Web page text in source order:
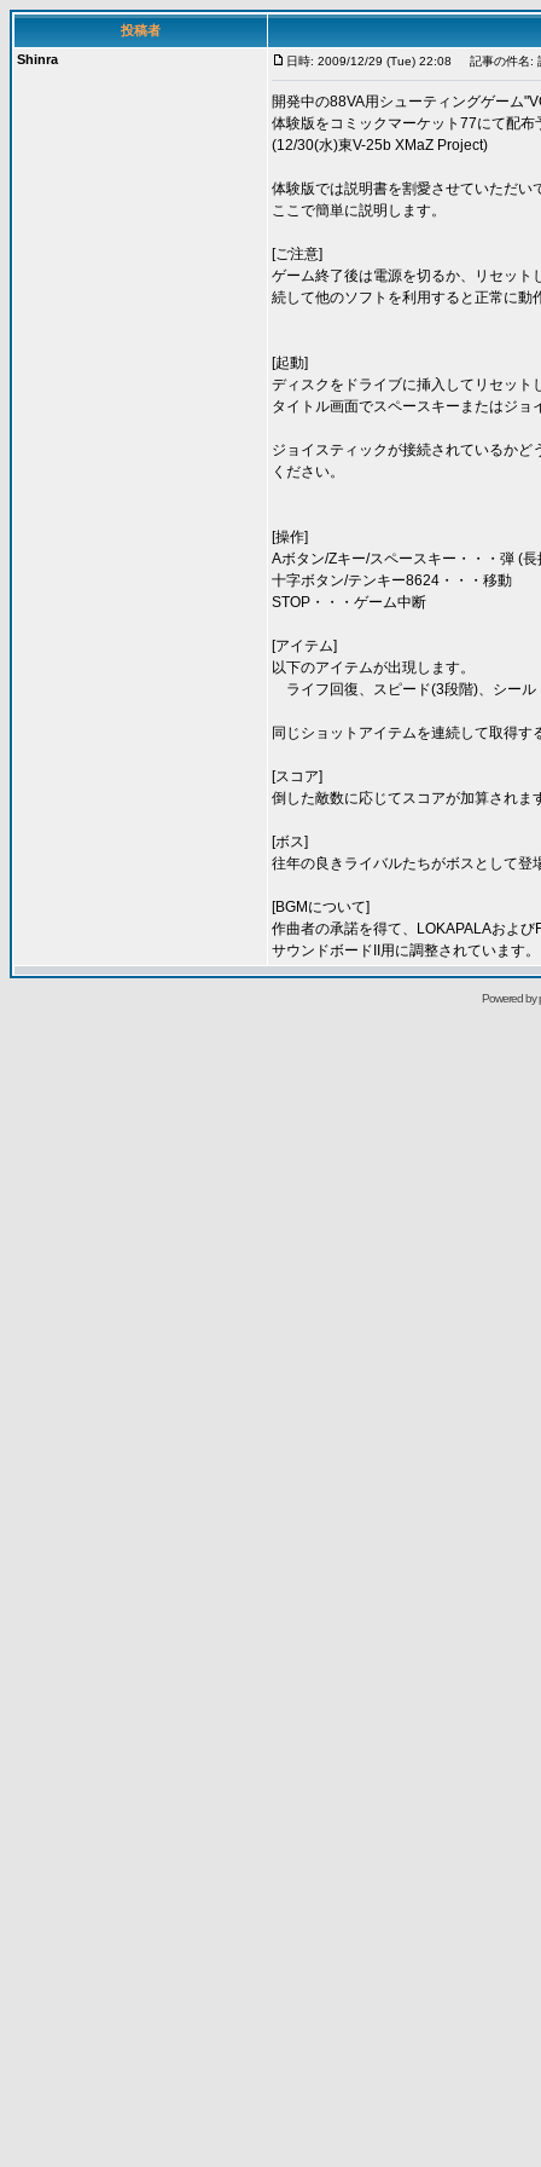
投稿者
Shinra
日時: 2009/12/29 (Tue) 22:08 記事の件名:
開発中の88VA用シューティングゲーム
体験版をコミックマーケット77にて配布
(12/30(水)東V-25b XMaZ Project)
体験版では説明書を割愛させていただい
ここで簡単に説明します。
[ご注意]
ゲーム終了後は電源を切るか、リセット
続して他のソフトを利用すると正常に動
[起動]
ディスクをドライブに挿入してリセット
タイトル画面でスペースキーまたはジ
ジョイスティックが接続されているか
ください。
[操作]
Aボタン/Zキー/スペースキー・・・弾 (
十字ボタン/テンキー8624・・・移動
STOP・・・ゲーム中断
[アイテム]
以下のアイテムが出現します。
ライフ回復、スピード(3段階)、シール
同じショットアイテムを連続して取得
[スコア]
倒した敵数に応じてスコアが加算され
[ボス]
往年の良きライバルたちがボスとして登
[BGMについて]
作曲者の承諾を得て、LOKAPALAおよ
サウンドボードII用に調整されています。
Powered by